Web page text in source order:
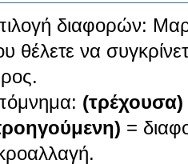
διαφορών:
θέλετε να
(τρέχουσα)
=